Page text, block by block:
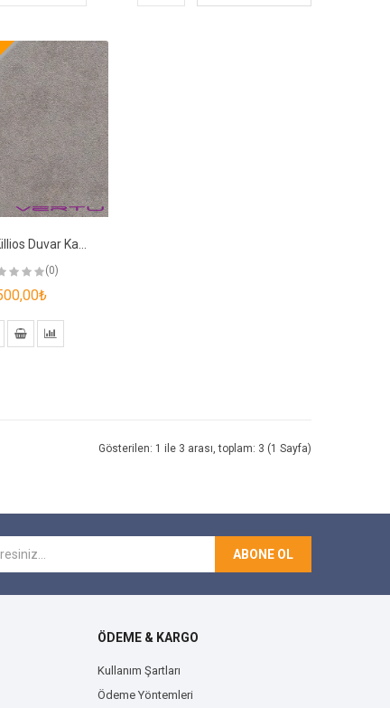
(0)
Gösterilen: 1 ile 3 arası, toplam: 3 (1 Sayfa)
ABONE OL
ÖDEME & KARGO
Kullanım Şartları
Ödeme Yöntemleri